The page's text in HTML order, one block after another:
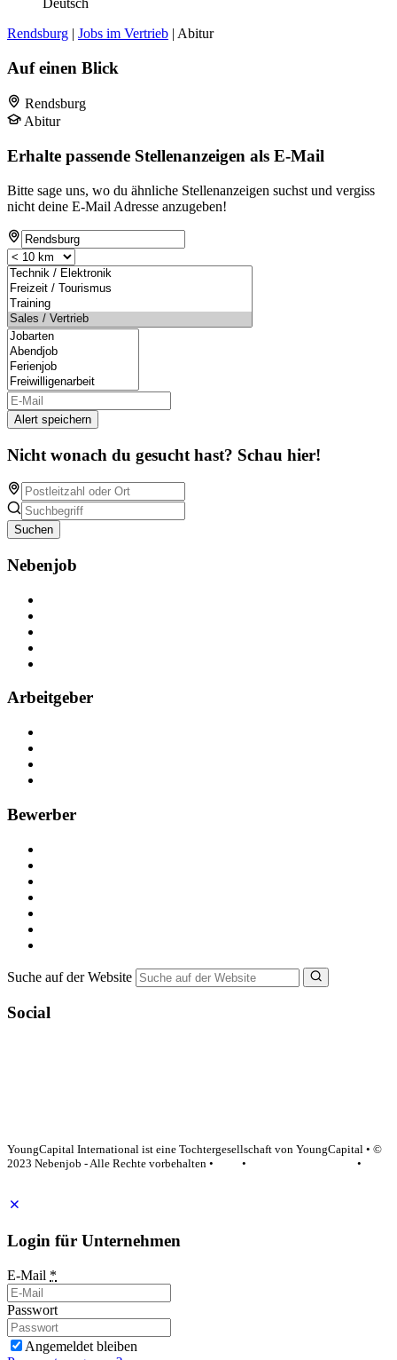
Deutsch
Rendsburg | Jobs im Vertrieb | Abitur
Auf einen Blick
Rendsburg
Abitur
Erhalte passende Stellenanzeigen als E-Mail
Bitte sage uns, wo du ähnliche Stellenanzeigen suchst und vergiss
nicht deine E-Mail Adresse anzugeben!
Alert speichern
Nicht wonach du gesucht hast? Schau hier!
Suchen
Nebenjob
Arbeitgeber
Bewerber
Suche auf der Website
Social
YoungCapital International ist eine Tochtergesellschaft von YoungCapital • ©
2023 Nebenjob - Alle Rechte vorbehalten •
•
•
Login für Unternehmen
E-Mail *
Passwort
Angemeldet bleiben